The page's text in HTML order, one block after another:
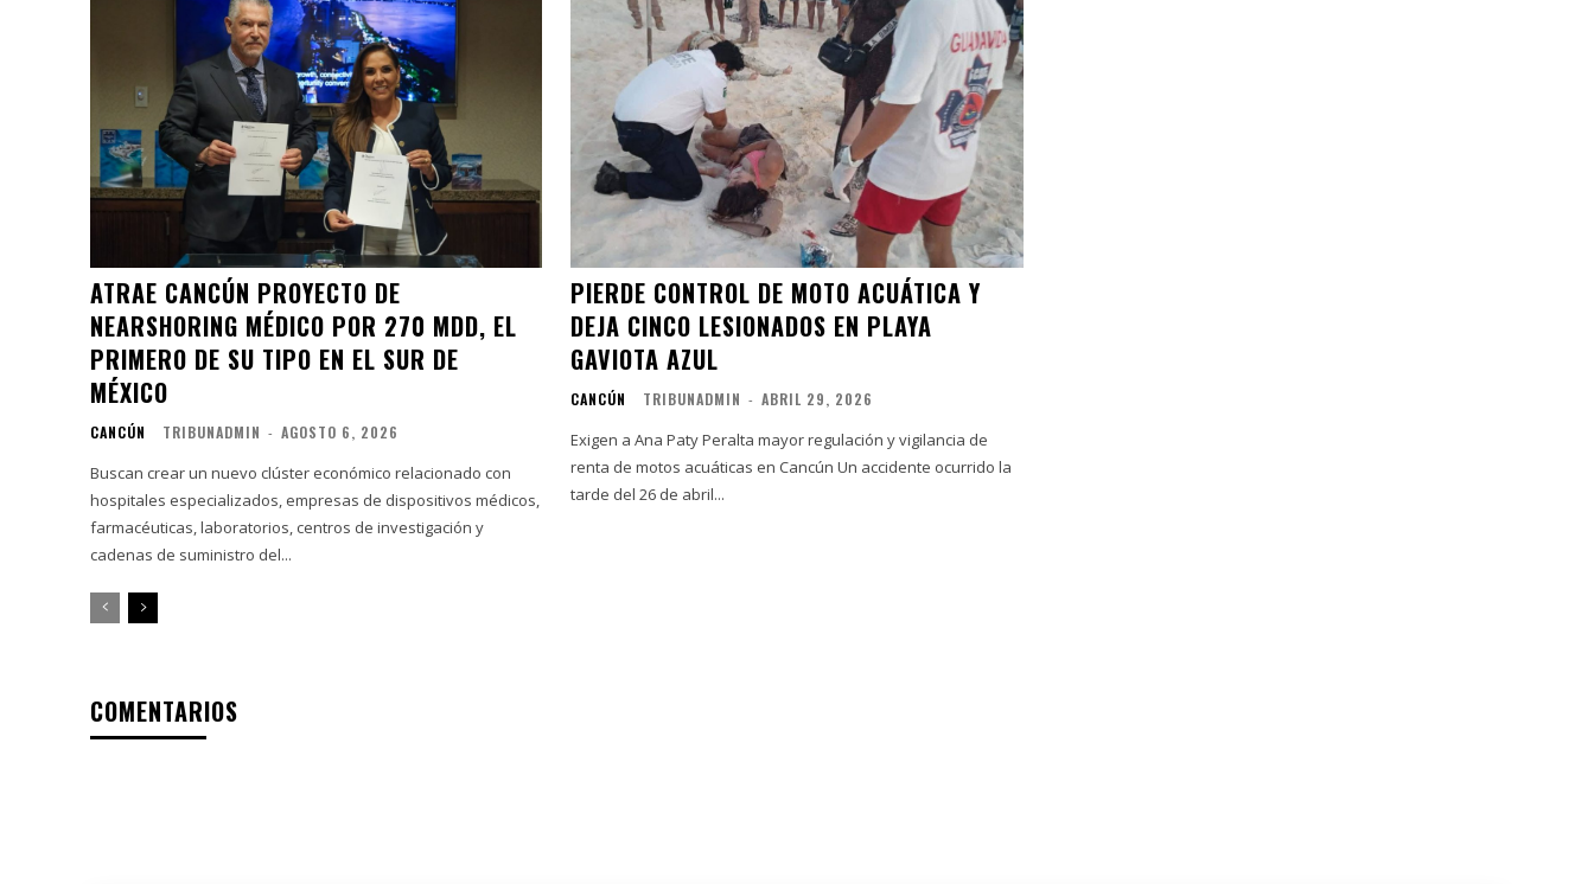
ATRAE CANCÚN PROYECTO DE
NEARSHORING MÉDICO POR 270 MDD, EL
PRIMERO DE SU TIPO EN EL SUR DE
MÉXICO
CANCÚN TRIBUNADMIN - AGOSTO 6, 2026
Buscan crear un nuevo clúster económico relacionado con
hospitales especializados, empresas de dispositivos médicos,
farmacéuticas, laboratorios, centros de investigación y
cadenas de suministro del...
PIERDE CONTROL DE MOTO ACUÁTICA Y
DEJA CINCO LESIONADOS EN PLAYA
GAVIOTA AZUL
CANCÚN TRIBUNADMIN - ABRIL 29, 2026
Exigen a Ana Paty Peralta mayor regulación y vigilancia de
renta de motos acuáticas en Cancún Un accidente ocurrido la
tarde del 26 de abril...
COMENTARIOS